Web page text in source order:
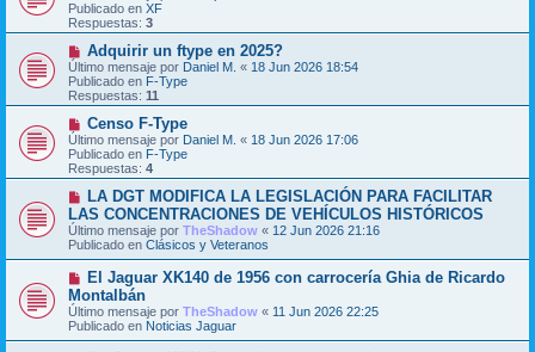
s
a
e
e
v
o
m
e
n
s
a
e
Publicado en XF
Respuestas: 3
N
u
e
v
o
m
e
n
s
a
e
Adquirir un ftype en 2025?
Último mensaje por Daniel M. « 18 Jun 2026 18:54
Publicado en F-Type
Respuestas: 11
N
u
e
v
o
m
e
n
s
a
j
Censo F-Type
Último mensaje por Daniel M. « 18 Jun 2026 17:06
Publicado en F-Type
Respuestas: 4
N
u
e
v
o
m
n
s
a
LA DGT MODIFICA LA LEGISLACIÓN PARA FACILITAR
LAS CONCENTRACIONES DE VEHÍCULOS HISTÓRICOS
Último mensaje por TheShadow « 12 Jun 2026 21:16
Publicado en Clásicos y Veteranos
N
e
v
o
m
El Jaguar XK140 de 1956 con carrocería Ghia de Ricardo
Montalbán
Último mensaje por TheShadow « 11 Jun 2026 22:25
Publicado en Noticias Jaguar